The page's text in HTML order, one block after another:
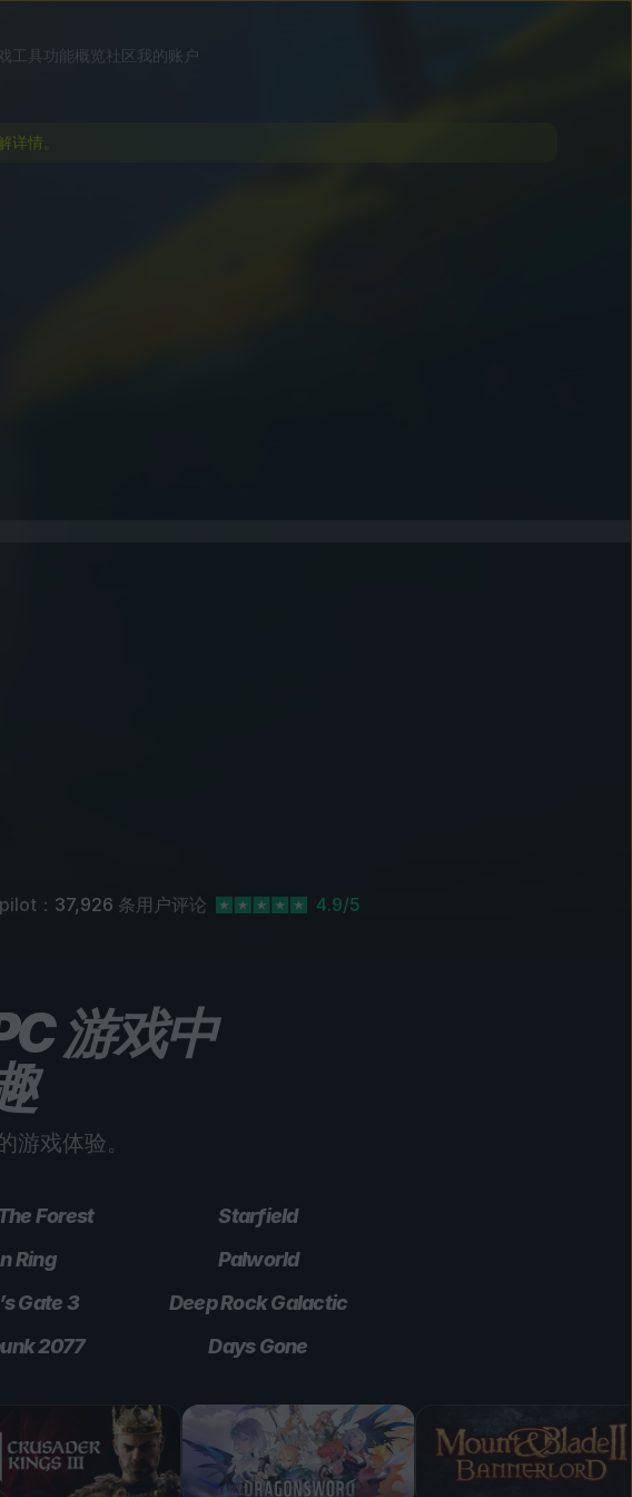
工具 功能概览 社区 我的账户
详情。
： 37,926 条用户评论 4.9/5
游戏中
游戏体验。
Forest
Starfield
Ring
Palworld
Gate 3
Deep Rock Galactic
2077 Days Gone